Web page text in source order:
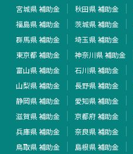
宮城県 補助金
秋田県 補助金
福島県 補助金
茨城県 補助金
群馬県 補助金
埼玉県 補助金
東京都 補助金
神奈川県 補助金
富山県 補助金
石川県 補助金
山梨県 補助金
長野県 補助金
静岡県 補助金
愛知県 補助金
滋賀県 補助金
京都府 補助金
兵庫県 補助金
奈良県 補助金
鳥取県 補助金
島根県 補助金